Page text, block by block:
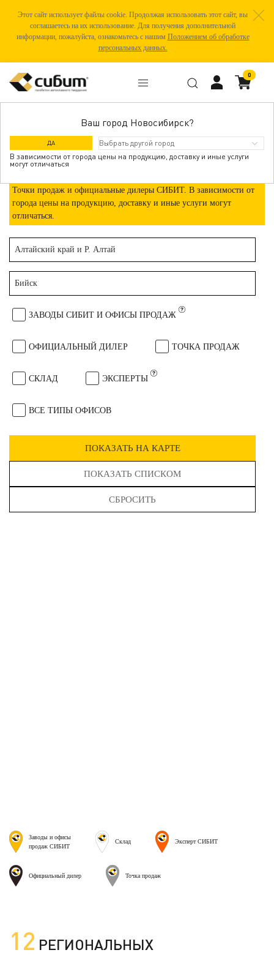
Этот сайт использует файлы cookie. Продолжая использовать этот сайт, вы
соглашаетесь на их использование. Для получения дополнительной
информации, пожалуйста, ознакомьтесь с нашим Положением об обработке
персональных данных.
Ваш город Новосибирск?
ДА
В зависимости от города цены на продукцию, доставку и иные услуги
могут отличаться
0
БИЙСК
Точки продаж и официальные дилеры СИБИТ. В зависимости от
города цены на продукцию, доставку и иные услуги могут
отличаться.
Алтайский край и Р. Алтай
Бийск
ЗАВОДЫ СИБИТ И ОФИСЫ ПРОДАЖ
ОФИЦИАЛЬНЫЙ ДИЛЕР ТОЧКА ПРОДАЖ
СКЛАД ЭКСПЕРТЫ
ВСЕ ТИПЫ ОФИСОВ
ПОКАЗАТЬ НА КАРТЕ
ПОКАЗАТЬ СПИСКОМ
СБРОСИТЬ
Заводы и офисы
продаж СИБИТ
Склад Эксперт СИБИТ
Официальный дилер Точка продаж
12 РЕГИОНАЛЬНЫХ